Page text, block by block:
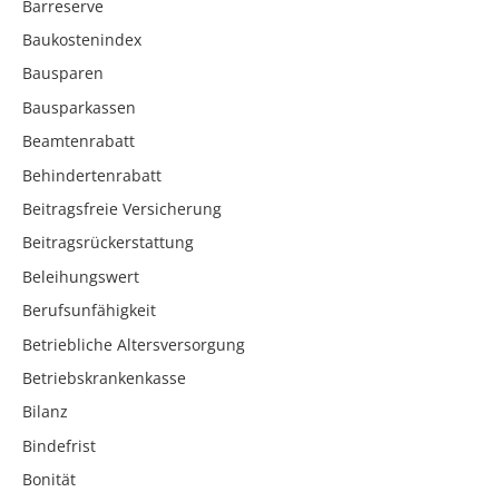
Barreserve
Baukostenindex
Bausparen
Bausparkassen
Beamtenrabatt
Behindertenrabatt
Beitragsfreie Versicherung
Beitragsrückerstattung
Beleihungswert
Berufsunfähigkeit
Betriebliche Altersversorgung
Betriebskrankenkasse
Bilanz
Bindefrist
Bonität